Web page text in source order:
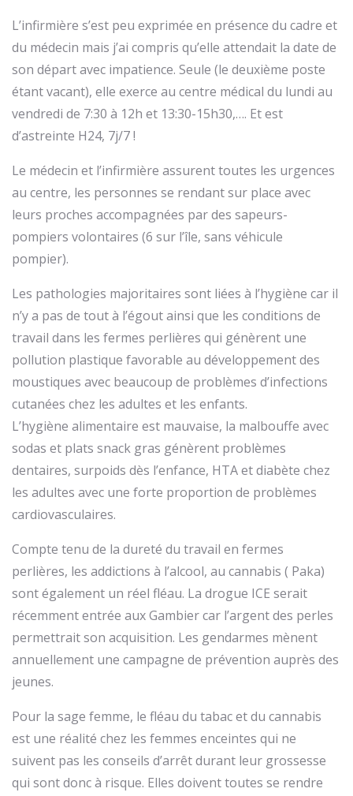
L’infirmière s’est peu exprimée en présence du cadre et
du médecin mais j’ai compris qu’elle attendait la date de
son départ avec impatience. Seule (le deuxième poste
étant vacant), elle exerce au centre médical du lundi au
vendredi de 7:30 à 12h et 13:30-15h30,…. Et est
d’astreinte H24, 7j/7 !
Le médecin et l’infirmière assurent toutes les urgences
au centre, les personnes se rendant sur place avec
leurs proches accompagnées par des sapeurs-
pompiers volontaires (6 sur l’île, sans véhicule
pompier).
Les pathologies majoritaires sont liées à l’hygiène car il
n’y a pas de tout à l’égout ainsi que les conditions de
travail dans les fermes perlières qui génèrent une
pollution plastique favorable au développement des
moustiques avec beaucoup de problèmes d’infections
cutanées chez les adultes et les enfants.
L’hygiène alimentaire est mauvaise, la malbouffe avec
sodas et plats snack gras génèrent problèmes
dentaires, surpoids dès l’enfance, HTA et diabète chez
les adultes avec une forte proportion de problèmes
cardiovasculaires.
Compte tenu de la dureté du travail en fermes
perlières, les addictions à l’alcool, au cannabis ( Paka)
sont également un réel fléau. La drogue ICE serait
récemment entrée aux Gambier car l’argent des perles
permettrait son acquisition. Les gendarmes mènent
annuellement une campagne de prévention auprès des
jeunes.
Pour la sage femme, le fléau du tabac et du cannabis
est une réalité chez les femmes enceintes qui ne
suivent pas les conseils d’arrêt durant leur grossesse
qui sont donc à risque. Elles doivent toutes se rendre